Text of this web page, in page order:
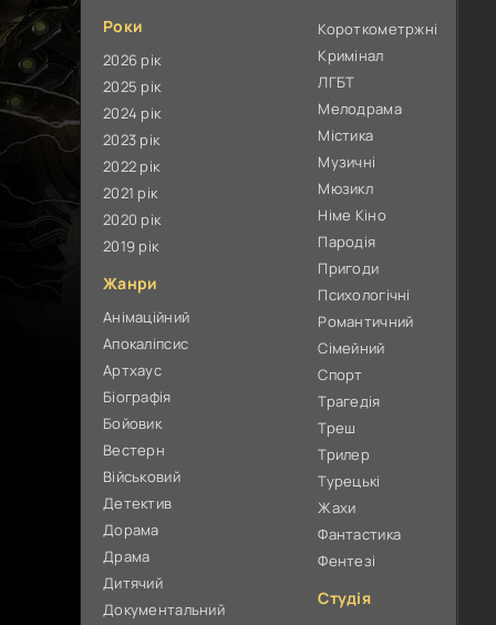
Роки
2026 рік
2025 рік
2024 рік
2023 рік
2022 рік
2021 рік
2020 рік
2019 рік
Жанри
Анімаційний
Апокаліпсис
Артхаус
Біографія
Бойовик
Вестерн
Військовий
Детектив
Дорама
Драма
Дитячий
Документальний
Короткометржні
Кримінал
ЛГБТ
Мелодрама
Містика
Музичні
Мюзикл
Німе Кіно
Пародія
Пригоди
Психологічні
Романтичний
Сімейний
Спорт
Трагедія
Треш
Трилер
Турецькі
Жахи
Фантастика
Фентезі
Студія